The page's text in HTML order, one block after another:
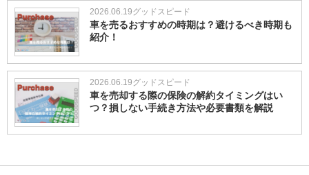
2026.06.19グッドスピード
車を売るおすすめの時期は？避けるべき時期も
紹介！
2026.06.19グッドスピード
車を売却する際の保険の解約タイミングはい
つ？損しない手続き方法や必要書類を解説